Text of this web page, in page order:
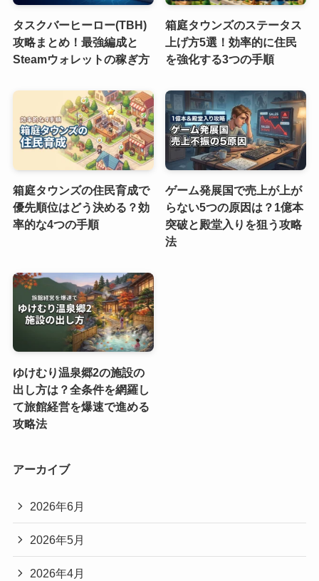
タスクバーヒーロー(TBH)
攻略まとめ！最強編成と
Steamウォレットの稼ぎ方
箱庭タウンズのステータス
上げ方5選！効率的に住民
を強化する3つの手順
箱庭タウンズの住民育成で
優先順位はどう決める？効
率的な4つの手順
ゲーム発展国で売上が上が
らない5つの原因は？1億本
突破と殿堂入りを狙う攻略
法
ゆけむり温泉郷2の施設の
出し方は？全条件を網羅し
て旅館経営を爆速で進める
攻略法
アーカイブ
2026年6月
2026年5月
2026年4月